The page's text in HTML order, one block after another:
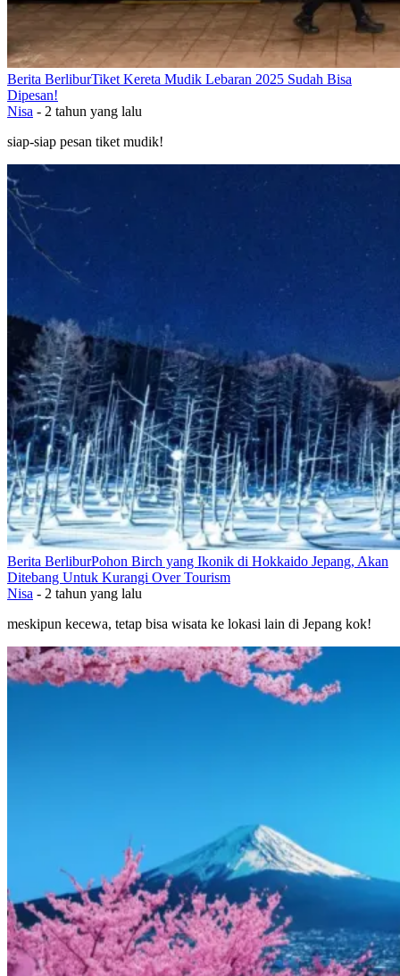
Berita BerliburTiket Kereta Mudik Lebaran 2025 Sudah Bisa
Dipesan!
Nisa - 2 tahun yang lalu
siap-siap pesan tiket mudik!
Berita BerliburPohon Birch yang Ikonik di Hokkaido Jepang, Akan
Ditebang Untuk Kurangi Over Tourism
Nisa - 2 tahun yang lalu
meskipun kecewa, tetap bisa wisata ke lokasi lain di Jepang kok!